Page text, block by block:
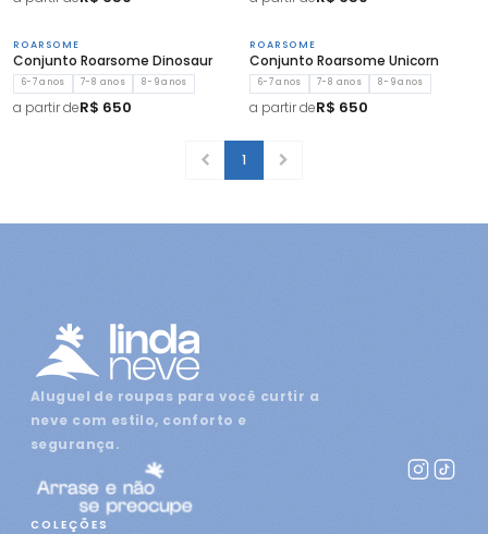
ROARSOME
Conjunto Roarsome Dinosaur
6-7 anos 7-8 anos 8-9 anos
a partir deR$ 650
ROARSOME
Conjunto Roarsome Unicorn
6-7 anos 7-8 anos 8-9 anos
a partir deR$ 650
1
Aluguel de roupas para você curtir a
neve com estilo, conforto e
segurança.
COLEÇÕES